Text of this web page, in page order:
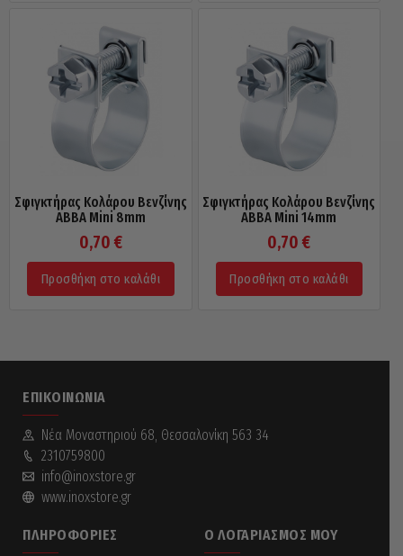
Σφιγκτήρας Κολάρου Βενζίνης
ABBA Mini 8mm
0,70 €
Προσθήκη στο καλάθι
Σφιγκτήρας Κολάρου Βενζίνης
ABBA Mini 14mm
0,70€
Προσθήκη στο καλάθι
ΕΠΙΚΟΙΝΩΝΊΑ
Νέα Mοναστηριού 68, Θεσσαλονίκη 563 34
2310759800
info@inoxstore.gr
www.inoxstore.gr
ΠΛΗΡΟΦΟΡΊΕΣ Ο ΛΟΓΑΡΙΑΣΜΌΣ ΜΟΥ